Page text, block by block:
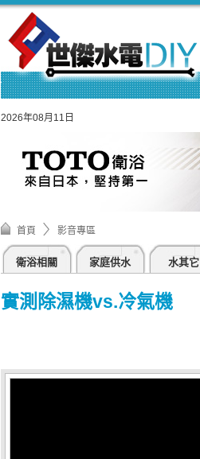
2026年08月11日
首頁 影音專區
衛浴相關 家庭供水 水其它
實測除濕機vs.冷氣機